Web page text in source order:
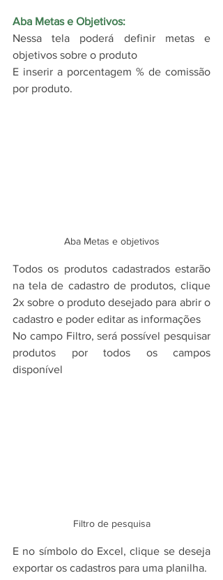
Aba Metas e Objetivos:
Nessa tela poderá definir metas e
objetivos sobre o produto
E inserir a porcentagem % de comissão
por produto.
Aba Metas e objetivos
Todos os produtos cadastrados estarão
na tela de cadastro de produtos, clique
2x sobre o produto desejado para abrir o
cadastro e poder editar as informações
No campo Filtro, será possível pesquisar
produtos por todos os campos
disponível
Filtro de pesquisa
E no símbolo do Excel, clique se deseja
exportar os cadastros para uma planilha.